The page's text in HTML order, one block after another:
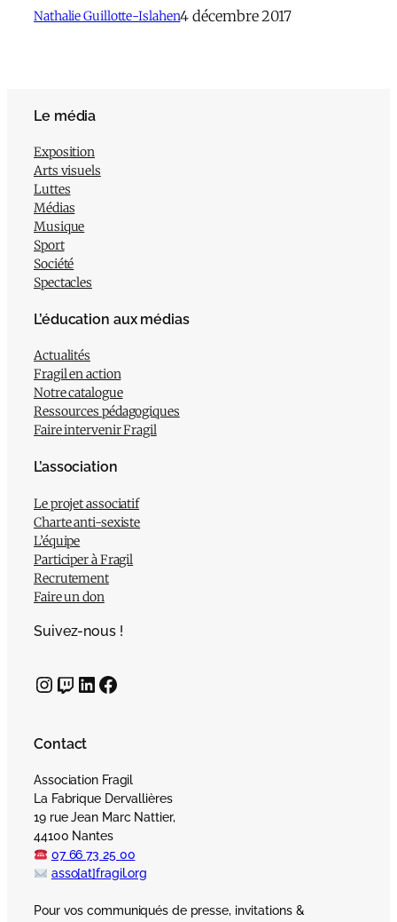
Nathalie Guillotte-Islahen4 décembre 2017
Le média
Exposition
Arts visuels
Luttes
Médias
Musique
Sport
Société
Spectacles
L’éducation aux médias
Actualités
Fragil en action
Notre catalogue
Ressources pédagogiques
Faire intervenir Fragil
L’association
Le projet associatif
Charte anti-sexiste
L’équipe
Participer à Fragil
Recrutement
Faire un don
Suivez-nous !
InstagramTwitch LinkedIn Facebook
Contact
Association Fragil
La Fabrique Dervallières
19 rue Jean Marc Nattier,
44100 Nantes
07 66 73 25 00
asso[at]fragil.org
Pour vos communiqués de presse, invitations &